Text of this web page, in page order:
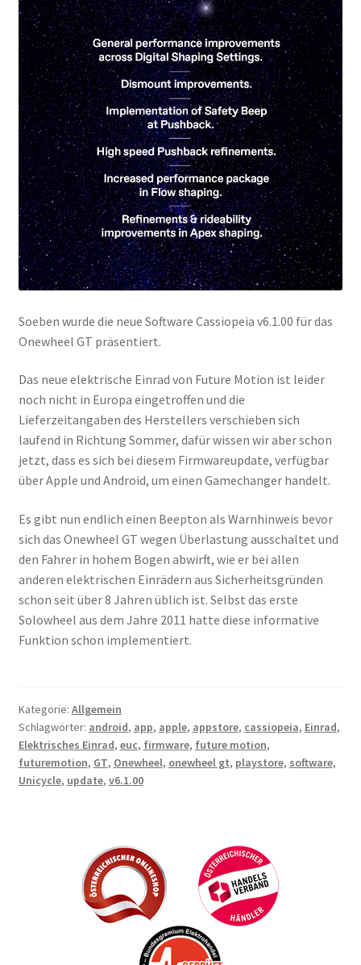
Soeben wurde die neue Software Cassiopeia v6.1.00 für das
Onewheel GT präsentiert.
Das neue elektrische Einrad von Future Motion ist leider
noch nicht in Europa eingetroffen und die
Lieferzeitangaben des Herstellers verschieben sich
laufend in Richtung Sommer, dafür wissen wir aber schon
jetzt, dass es sich bei diesem Firmwareupdate, verfügbar
über Apple und Android, um einen Gamechanger handelt.
Es gibt nun endlich einen Beepton als Warnhinweis bevor
sich das Onewheel GT wegen Überlastung ausschaltet und
den Fahrer in hohem Bogen abwirft, wie er bei allen
anderen elektrischen Einrädern aus Sicherheitsgründen
schon seit über 8 Jahren üblich ist. Selbst das erste
Solowheel aus dem Jahre 2011 hatte diese informative
Funktion schon implementiert.
Kategorie: Allgemein
Schlagwörter: android, app, apple, appstore, cassiopeia, Einrad,
Elektrisches Einrad, euc, firmware, future motion,
futuremotion, GT, Onewheel, onewheel gt, playstore, software,
Unicycle, update, v6.1.00